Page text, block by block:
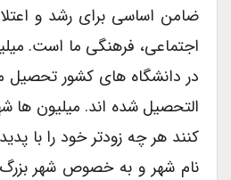
ضامن اساسی برای رشد و
اجتماعی، فرهنگی ما است.
در دانشگاه های کشور تحصیل می
التحصیل شده اند. میلیون ها
کنند هر چه زودتر خود را با
نام شهر و به خصوص شهر بزرگ